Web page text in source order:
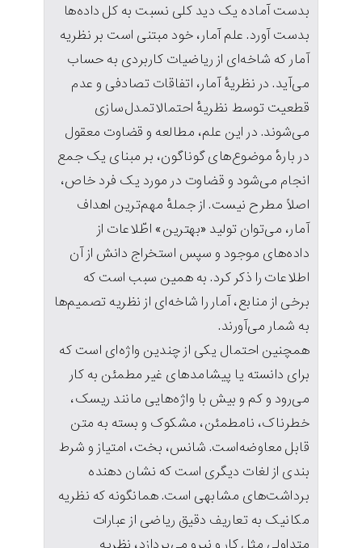
بدست آماده یک دید کلی‌ نسبت به کل داده‌ها
بدست آورد. علم آمار، خود مبتنی است بر نظریه
آمار که شاخه‌ای از ریاضیات کاربردی به حساب
می‌آید. در نظریهٔ آمار، اتفاقات تصادفی و عدم
قطعیت توسط نظریهٔ احتمالاتمدل‌سازی
می‌شوند. در این علم، مطالعه و قضاوت معقول
در بارهٔ موضوع‌های گوناگون، بر مبنای یک جمع
انجام می‌شود و قضاوت در مورد یک فرد خاص،
اصلاً مطرح نیست. از جملهٔ مهم‌ترین اهداف
آمار، می‌توان تولید «بهترین» اطّلاعات از
داده‌های موجود و سپس استخراج دانش از آن
اطلاعات را ذکر کرد. به همین سبب است که
برخی از منابع، آمار را شاخه‌ای از نظریه تصمیم‌ها
به شمار می‌آورند.
همچنین احتمال یکی از چندین واژه‌ای است که
برای دانسته یا پیشامدهای غیر مطمئن به کار
می‌رود و کم و بیش با واژه‌هایی مانند ریسک،
خطرناک، نامطمئن، مشکوک و بسته به متن
قابل معاوضه‌است. شانس، بخت، امتیاز و شرط
بندی از لغات دیگری است که نشان دهنده
برداشت‌های مشابهی است. همانگونه که نظریه
مکانیک به تعاریف دقیق ریاضی از عبارات